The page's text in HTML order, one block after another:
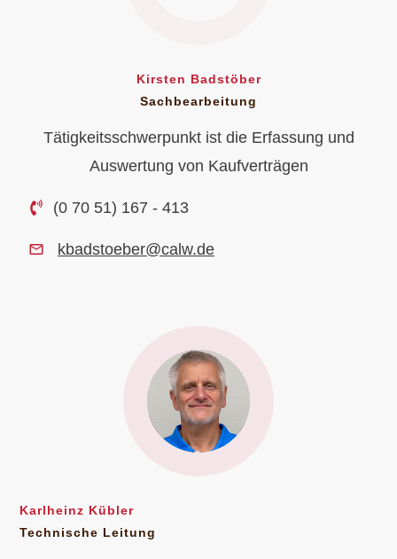
Kirsten Badstöber
Sachbearbeitung
Tätigkeitsschwerpunkt ist die Erfassung und
Auswertung von Kaufverträgen
(0 70 51) 167 - 413
kbadstoeber@calw.de
Karlheinz Kübler
Technische Leitung